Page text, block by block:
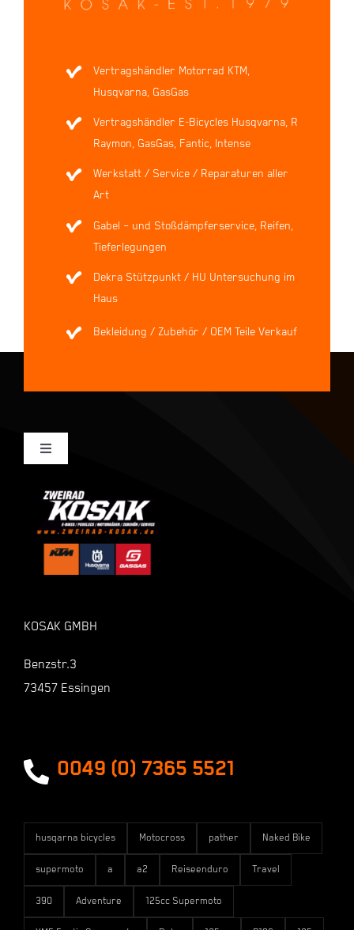
Vertragshändler Motorrad KTM,
Husqvarna, GasGas
Vertragshändler E-Bicycles Husqvarna, R
Raymon, GasGas, Fantic, Intense
Werkstatt / Service / Reparaturen aller
Art
Gabel – und Stoßdämpferservice, Reifen,
Tieferlegungen
Dekra Stützpunkt / HU Untersuchung im
Haus
Bekleidung / Zubehör / OEM Teile Verkauf
KOSAK GMBH
Benzstr.3
73457 Essingen
0049 (0) 7365 5521
Toggle
Mein Konto
Kasse
husqarna bicycles Motocross pather Naked Bike
supermoto a a2 Reiseenduro Travel
390 Adventure 125cc Supermoto